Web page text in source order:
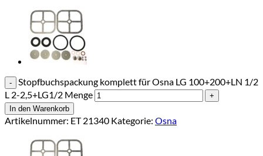
Stopfbuchspackung komplett für Osna LG 100+200+LN 1/2
L 2-2,5+LG1/2 Menge
In den Warenkorb
Artikelnummer: ET 21340 Kategorie: Osna